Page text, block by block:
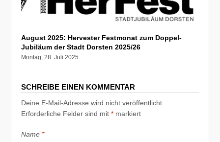
August 2025: Hervester Festmonat zum Doppel-
Jubiläum der Stadt Dorsten 2025/26
Montag, 28. Juli 2025
SCHREIBE EINEN KOMMENTAR
Deine E-Mail-Adresse wird nicht veröffentlicht.
Erforderliche Felder sind mit* markiert
Name *